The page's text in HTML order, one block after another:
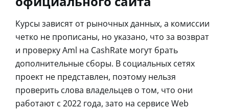
Курсы зависят от рыночных данных, а комиссии
четко не прописаны, но указано, что за возврат
и проверку Aml на CashRate могут брать
дополнительные сборы. В социальных сетях
проект не представлен, поэтому нельзя
проверить слова владельцев о том, что они
работают с 2022 года, зато на сервисе Web